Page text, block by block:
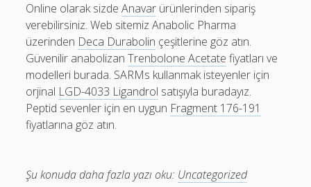
Online olarak sizdeAnavar ürünlerinden sipariş
verebilirsiniz. Web sitemiz Anabolic Pharma
üzerinden Deca Durabolin çeşitlerine göz atın.
Güvenilir anabolizanTrenbolone Acetate fiyatları ve
modelleri burada. SARMs kullanmak isteyenler için
orjinal LGD-4033 Ligandrol satışıyla buradayız.
Peptid sevenler için en uygun Fragment 176-191
fiyatlarına göz atın.
Şu konuda daha fazla yazı oku: Uncategorized